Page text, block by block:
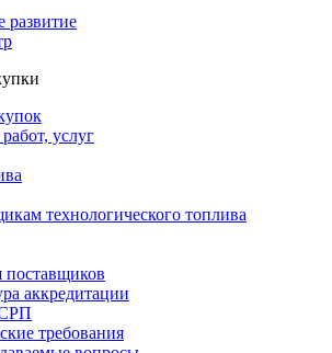
развитие
услуг
технологического топлива
поставщиков
аккредитации
требования